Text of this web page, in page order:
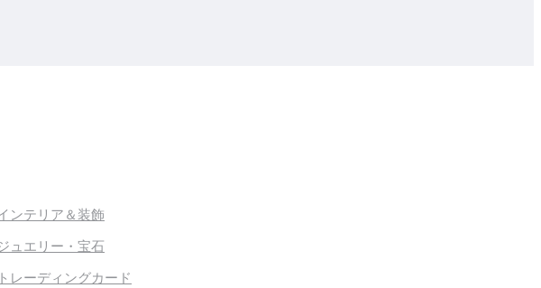
ンテリア＆装飾
ュエリー・宝石
トレーディングカード